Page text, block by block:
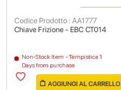
Chiave Frizione - EBC CT014
Codice Prodotto : AA1777
Non-Stock Item - Tempistica 1
Days from purchase
AGGIUNGI AL CARRELLO